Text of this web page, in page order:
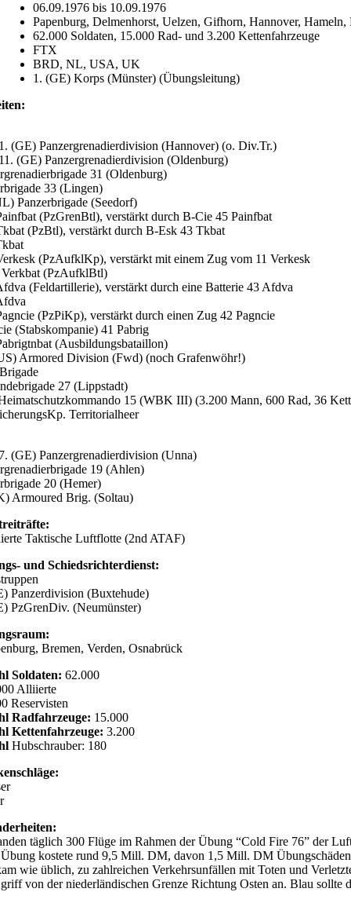
06.09.1976 bis 10.09.1976
Papenburg, Delmenhorst, Uelzen, Gifhorn, Hannover,
62.000 Soldaten, 15.000 Rad- und 3.200 Kettenfahrzeuge
FTX
BRD, NL, USA, UK
1. (GE) Korps (Münster) (Übungsleitung)
(GE) Panzergrenadierdivision (Hannover) (o. Div.Tr.)
(GE) Panzergrenadierdivision (Oldenburg)
31 (Oldenburg)
33 (Lingen)
Panzerbrigade (Seedorf)
(PzGrenBtl), verstärkt durch B-Cie 45 Painfbat
(PzBtl), verstärkt durch B-Esk 43 Tkbat
(PzAufklKp), verstärkt mit einem Zug vom 11 Verkesk
Verkbat (PzAufklBtl)
(Feldartillerie), verstärkt durch eine Batterie 43 Afdva
(PzPiKp), verstärkt durch einen Zug 42 Pagncie
(Stabskompanie) 41 Pabrig
(Ausbildungsbataillon)
Armored Division (Fwd) (noch Grafenwöhr!)
27 (Lippstadt)
15 (WBK III) (3.200 Mann, 600 Rad, 36
Territorialheer
(GE) Panzergrenadierdivision (Unna)
19 (Ahlen)
20 (Hemer)
Armoured Brig. (Soltau)
Taktische Luftflotte (2nd ATAF)
und Schiedsrichterdienst:
Panzerdivision (Buxtehude)
PzGrenDiv. (Neumünster)
Bremen, Verden, Osnabrück
Soldaten: 62.000
Alliierte
Reservisten
Radfahrzeuge: 15.000
Kettenfahrzeuge: 3.200
Hubschrauber: 180
täglich 300 Flüge im Rahmen der Übung “Cold Fire 76” der
kostete rund 9,5 Mill. DM, davon 1,5 Mill. DM Übungschäden
wie üblich, zu zahlreichen Verkehrsunfällen mit Toten und
von der niederländischen Grenze Richtung Osten an. Blau sollte